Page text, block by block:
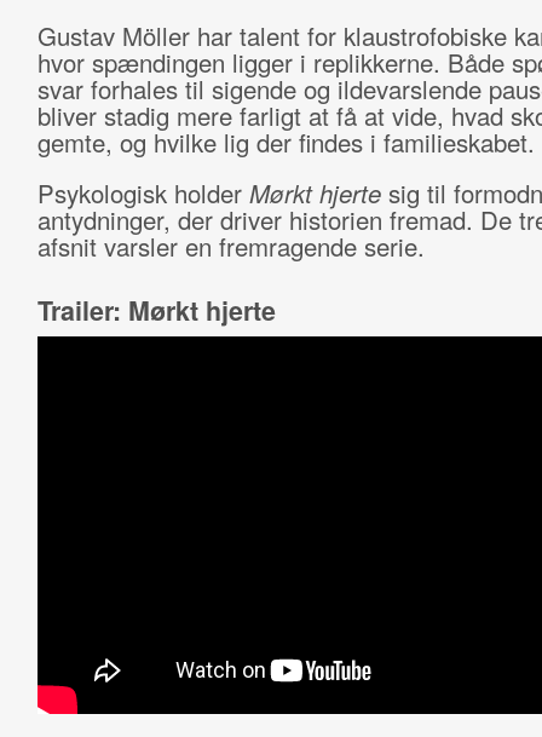
Gustav Möller har talent for klaustrofobiske
hvor spændingen ligger i replikkerne. Både
svar forhales til sigende og ildevarslende
bliver stadig mere farligt at få at vide, hvad
gemte, og hvilke lig der findes i familieskabet.
Psykologisk holder Mørkt hjertesig til
antydninger, der driver historien fremad. De
afsnit varsler en fremragende serie.
Trailer: Mørkt hjerte